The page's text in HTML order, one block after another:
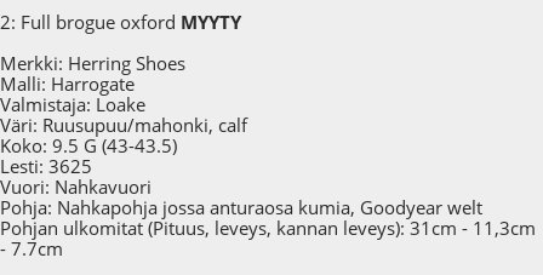
2: Full brogue oxford MYYTY
Merkki: Herring Shoes
Malli: Harrogate
Valmistaja: Loake
Väri: Ruusupuu/mahonki, calf
Koko: 9.5 G (43-43.5)
Lesti: 3625
Vuori: Nahkavuori
Pohja: Nahkapohja jossa anturaosa kumia, Goodyear welt
Pohjan ulkomitat (Pituus, leveys, kannan leveys): 31cm - 11,3cm
- 7.7cm